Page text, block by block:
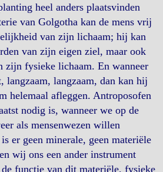
heel anders plaatsvinden
van Golgotha kan de mens vrij
van zijn lichaam; hij kan
van zijn eigen ziel, maar ook
zijn fysieke lichaam. En wanneer
langzaam, dan kan hij
helemaal afleggen. Antroposofen
nodig is, wanneer we op de
als mensenwezen willen
er geen minerale, geen materiële
wij ons een ander instrument
de functie van dit materiële, fysieke